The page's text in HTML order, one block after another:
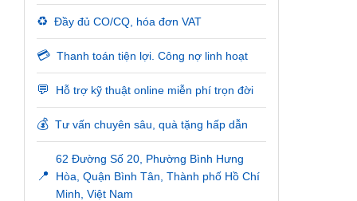
♻️ Đầy đủ CO/CQ, hóa đơn VAT
💳 Thanh toán tiện lợi. Công nợ linh hoạt
💬 Hỗ trợ kỹ thuật online miễn phí trọn đời
💰 Tư vấn chuyên sâu, quà tặng hấp dẫn
📍
62 Đường Số 20, Phường Bình Hưng
Hòa, Quận Bình Tân, Thành phố Hồ Chí
Minh, Việt Nam